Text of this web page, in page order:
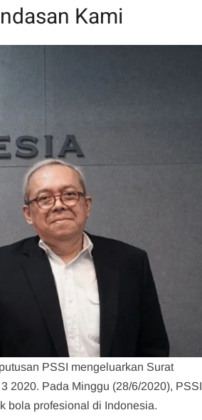
Kami
PSSI mengeluarkan Surat
2020. Pada Minggu (28/6/2020), PSSI
bola profesional di Indonesia.